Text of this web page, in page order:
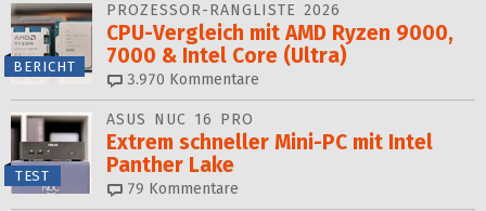
BERICHT
PROZESSOR-RANGLISTE 2026
CPU-Vergleich mit AMD Ryzen 9000,
7000 & Intel Core (Ultra)
3.970 Kommentare
TEST
ASUS NUC 16 PRO
Extrem schneller Mini-PC mit Intel
Panther Lake
79 Kommentare